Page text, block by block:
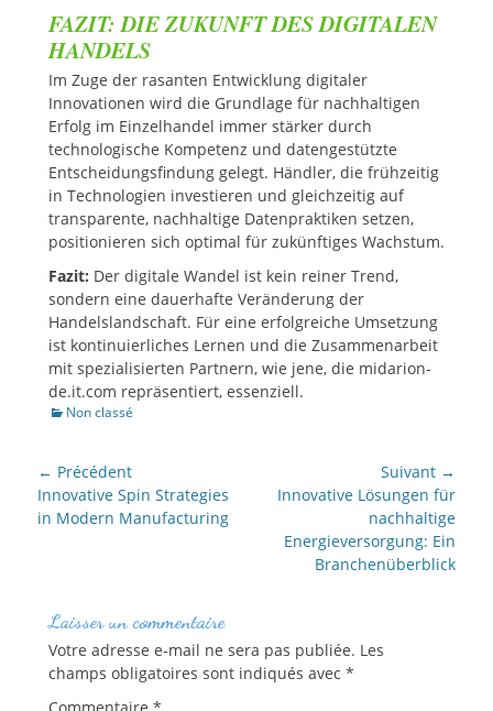
FAZIT: DIE ZUKUNFT DES DIGITALEN
HANDELS
Im Zuge der rasanten Entwicklung digitaler
Innovationen wird die Grundlage für nachhaltigen
Erfolg im Einzelhandel immer stärker durch
technologische Kompetenz und datengestützte
Entscheidungsfindung gelegt. Händler, die frühzeitig
in Technologien investieren und gleichzeitig auf
transparente, nachhaltige Datenpraktiken setzen,
positionieren sich optimal für zukünftiges Wachstum.
Fazit: Der digitale Wandel ist kein reiner Trend,
sondern eine dauerhafte Veränderung der
Handelslandschaft. Für eine erfolgreiche Umsetzung
ist kontinuierliches Lernen und die Zusammenarbeit
mit spezialisierten Partnern, wie jene, die midarion-
de.it.com repräsentiert, essenziell.
Catégories
Non classé
NAVIGATION
DE
L’ARTICLE
← Précédent
Article
précédent :
Innovative Spin Strategies
in Modern Manufacturing
Suivant →
ArticleInnovative Lösungen für
nachhaltige
Energieversorgung: Ein
Branchenüberblick
Laisser un commentaire
Votre adresse e-mail ne sera pas publiée. Les
champs obligatoires sont indiqués avec *